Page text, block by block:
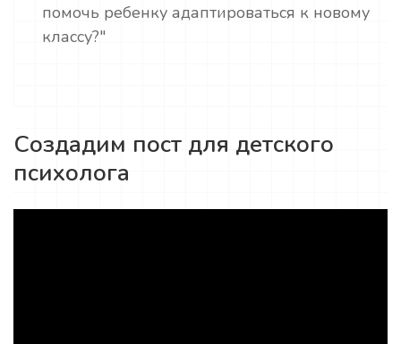
помочь ребенку адаптироваться к новому
классу?"
Создадим пост для детского
психолога